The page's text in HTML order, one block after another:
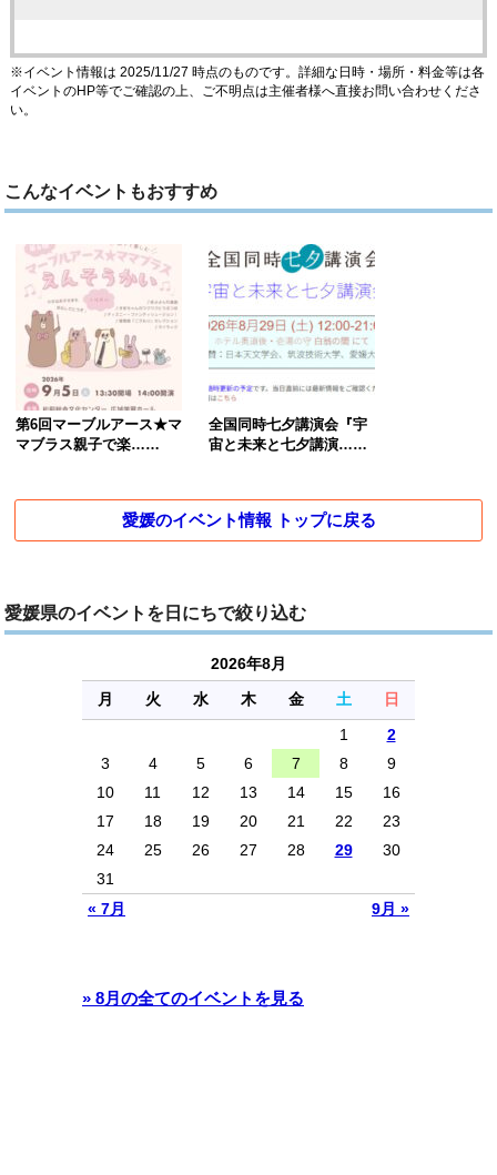
※イベント情報は 2025/11/27 時点のものです。詳細な日時・場所・料金等は各
イベントのHP等でご確認の上、ご不明点は主催者様へ直接お問い合わせくださ
い。
こんなイベントもおすすめ
第6回マーブルアース★マ
マブラス親子で楽……
全国同時七夕講演会『宇
宙と未来と七夕講演……
愛媛のイベント情報 トップに戻る
愛媛県のイベントを日にちで絞り込む
2026年8月
月
火 水 木 金 土 日
« 7月 9月 »
1
2
3
4 5 6 7 8
9
10
11 12 13 14 15
16
17
18 19 20 21 22
23
24
25 26 27 28 29
30
31
» 8月の全てのイベントを見る